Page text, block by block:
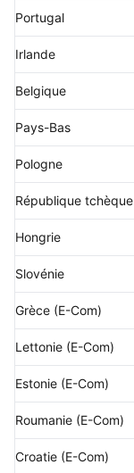
Portugal
Irlande
Belgique
Pays-Bas
Pologne
République tchèque
Hongrie
Slovénie
Grèce (E-Com)
Lettonie (E-Com)
Estonie (E-Com)
Roumanie (E-Com)
Croatie (E-Com)